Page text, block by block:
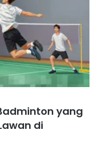
yang
di